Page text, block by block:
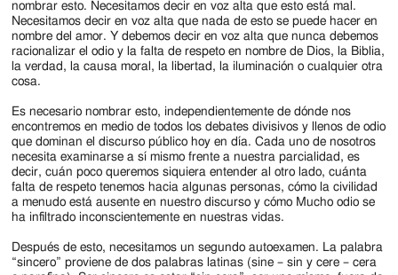
nombrar esto. Necesitamos decir en voz alta que esto está mal.
Necesitamos decir en voz alta que nada de esto se puede hacer en
nombre del amor. Y debemos decir en voz alta que nunca debemos
racionalizar el odio y la falta de respeto en nombre de Dios, la Biblia,
la verdad, la causa moral, la libertad, la iluminación o cualquier otra
cosa.
Es necesario nombrar esto, independientemente de dónde nos
encontremos en medio de todos los debates divisivos y llenos de odio
que dominan el discurso público hoy en día. Cada uno de nosotros
necesita examinarse a sí mismo frente a nuestra parcialidad, es
decir, cuán poco queremos siquiera entender al otro lado, cuánta
falta de respeto tenemos hacia algunas personas, cómo la civilidad
a menudo está ausente en nuestro discurso y cómo Mucho odio se
ha infiltrado inconscientemente en nuestras vidas.
Después de esto, necesitamos un segundo autoexamen. La palabra
“sincero” proviene de dos palabras latinas (sine – sin y cere – cera